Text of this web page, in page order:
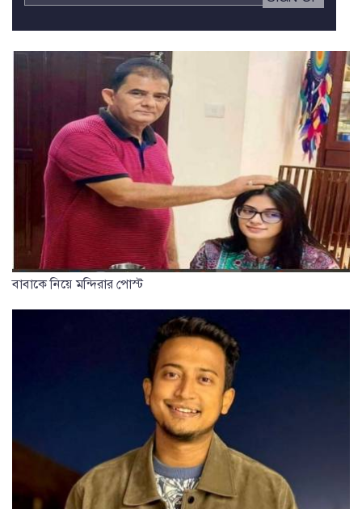
বাবাকে নিয়ে মন্দিরার পোস্ট